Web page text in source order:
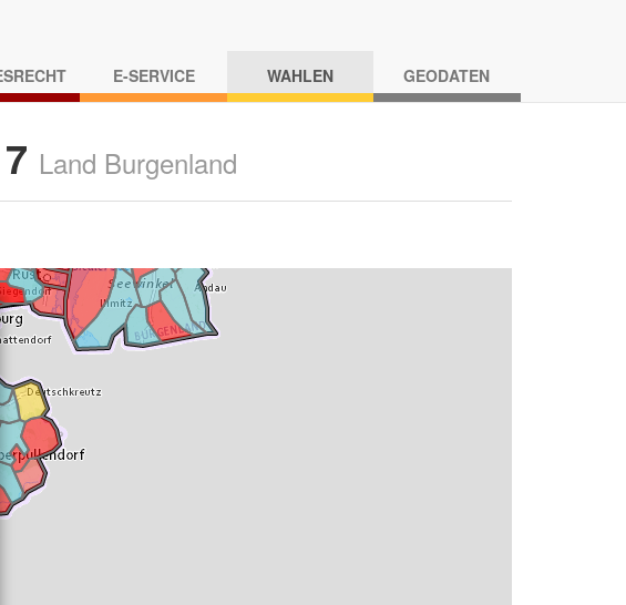
E-SERVICE WAHLEN GEODATEN
Land Burgenland